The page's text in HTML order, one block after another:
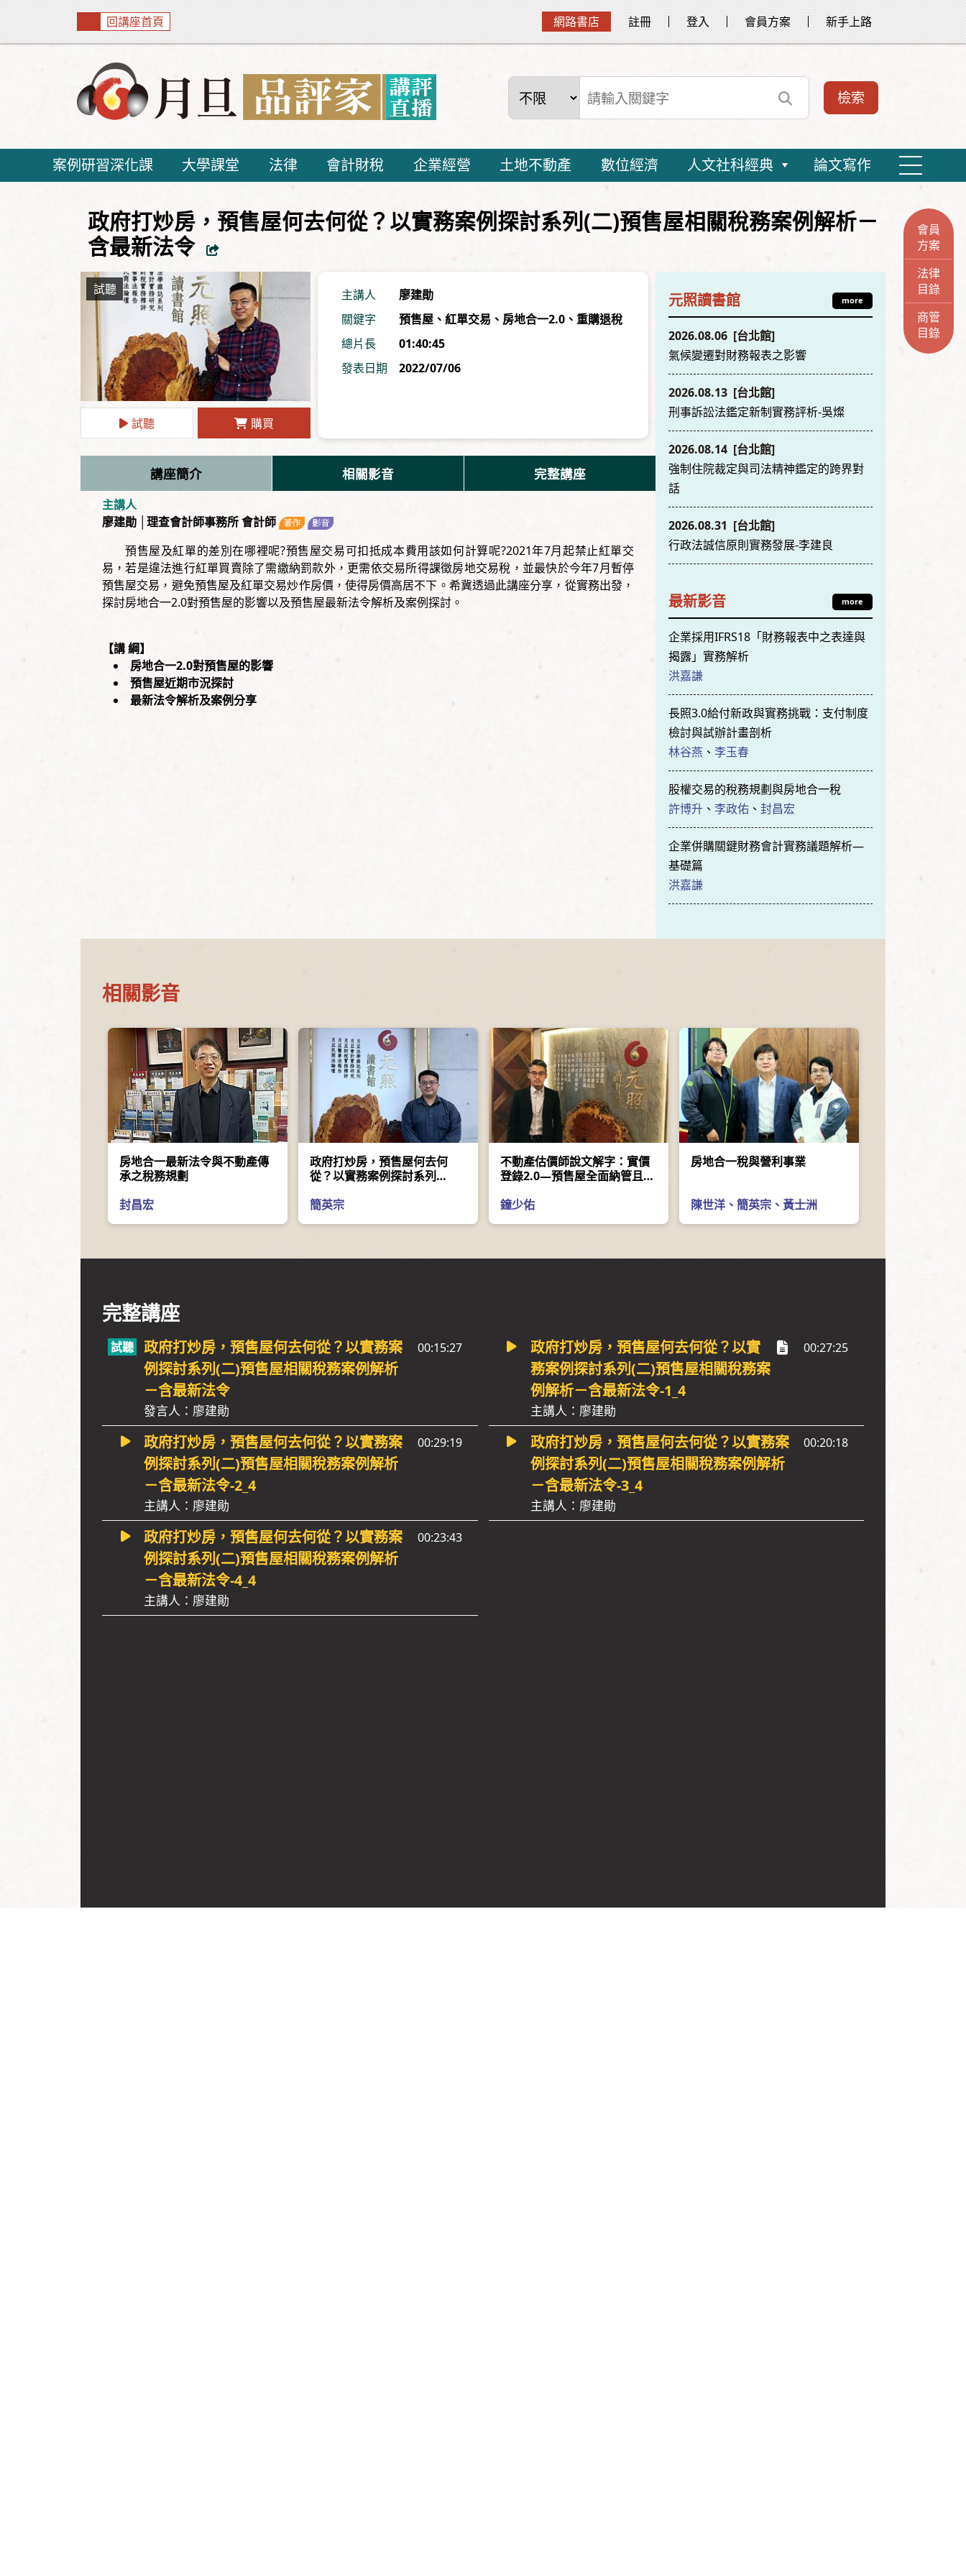
回講座首頁 網路書店 註冊 登入 會員方案 新手上路
案例研習深化課 大學課堂 法律 會計財稅 企業經營 土地不動產 數位經濟 人文社科經典 論文寫作
政府打炒房，預售屋何去何從？以實務案例探討系列(二)預售屋相關稅務案例解析－
含最新法令
試聽 購買
主講人
廖建勛
關鍵字
預售屋 、 紅單交易 、 房地合一2.0 、 重購退稅
總片長
01:40:45
發表日期
2022/07/06
講座簡介 相關影音 完整講座
主講人
廖建勛 │理查會計師事務所 會計師
預售屋及紅單的差別在哪裡呢?預售屋交易可扣抵成本費用該如何計算呢?2021年7月起禁止紅單交
易，若是違法進行紅單買賣除了需繳納罰款外，更需依交易所得課徵房地交易稅，並最快於今年7月暫停
預售屋交易，避免預售屋及紅單交易炒作房價，使得房價高居不下。希冀透過此講座分享，從實務出發，
探討房地合一2.0對預售屋的影響以及預售屋最新法令解析及案例探討。
【講 綱】
房地合一2.0對預售屋的影響
預售屋近期市況探討
最新法令解析及案例分享
元照讀書館 more
2026.08.06 [台北館]
氣候變遷對財務報表之影響
2026.08.13 [台北館]
刑事訴訟法鑑定新制實務評析-吳燦
2026.08.14 [台北館]
強制住院裁定與司法精神鑑定的跨界對
話
2026.08.31 [台北館]
行政法誠信原則實務發展-李建良
最新影音 more
企業採用IFRS18「財務報表中之表達與
揭露」實務解析
洪嘉謙
長照3.0給付新政與實務挑戰：支付制度
檢討與試辦計畫剖析
林谷燕 、 李玉春
股權交易的稅務規劃與房地合一稅
許博升 、 李政佑 、 封昌宏
企業併購關鍵財務會計實務議題解析—
基礎篇
洪嘉謙
相關影音
房地合一最新法令與不動產傳
承之稅務規劃
封昌宏
政府打炒房，預售屋何去何
從？以實務案例探討系列
起源與因應
簡英宗
不動產估價師說文解字：實價
登錄2.0—預售屋全面納管且即
鐘少佑
房地合一稅與營利事業
陳世洋、 簡英宗、 黃士洲
完整講座
政府打炒房，預售屋何去何從？以實務案
例探討系列(二)預售屋相關稅務案例解析
－含最新法令
發言人：廖建勛
00:15:27
政府打炒房，預售屋何去何從？以實
務案例探討系列(二)預售屋相關稅務案
例解析－含最新法令-1_4
主講人：廖建勛
00:27:25
政府打炒房，預售屋何去何從？以實務案
例探討系列(二)預售屋相關稅務案例解析
－含最新法令-2_4
主講人：廖建勛
00:29:19
政府打炒房，預售屋何去何從？以實務案
例探討系列(二)預售屋相關稅務案例解析
－含最新法令-3_4
主講人：廖建勛
00:20:18
政府打炒房，預售屋何去何從？以實務案
例探討系列(二)預售屋相關稅務案例解析
－含最新法令-4_4
主講人：廖建勛
00:23:43
會員
方案
法律
目錄
商管
目錄